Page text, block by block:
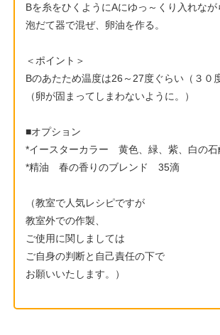
Bを糸をひくようにAにゆっ～くり入れなが
泡だて器で混ぜ、卵油を作る。
＜ポイント＞
Bのあたため温度は26～27度ぐらい（３０
（卵が固まってしまわないように。）
■オプション
*イースターカラー 黄色、緑、紫、白の石
*精油 春の香りのブレンド 35滴
（教室で人気レシピですが
教室外での作製、
ご使用に関しましては
ご自身の判断と自己責任の下で
お願いいたします。）